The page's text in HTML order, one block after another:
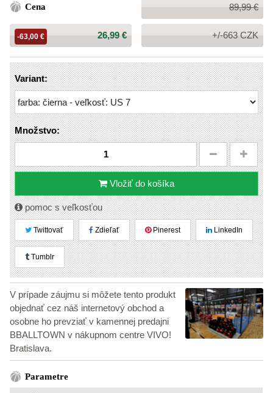
Cena
Bežná
cena:
89,99 €
Cena:
26,99 €
-63,00 € +/-663 CZK
Variant:
Množstvo:
Vložiť do košíka
pomoc s veľkosťou
Twittovať Zdieľať Pinerest LinkedIn
Tumblr
V prípade záujmu si môžete tento produkt
objednať cez náš internetový obchod a
osobne ho prevziať v kamennej predajni
BBALLTOWN v nákupnom centre VIVO!
Bratislava.
Parametre